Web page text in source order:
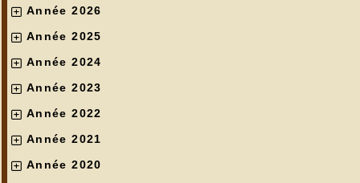
Année 2026
Année 2025
Année 2024
Année 2023
Année 2022
Année 2021
Année 2020